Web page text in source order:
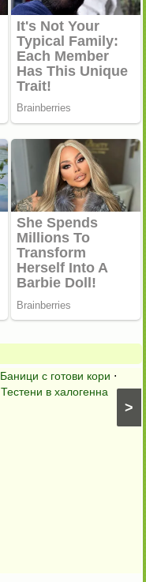
>
Баници с готови кори ⋅
Тестени в халогенна